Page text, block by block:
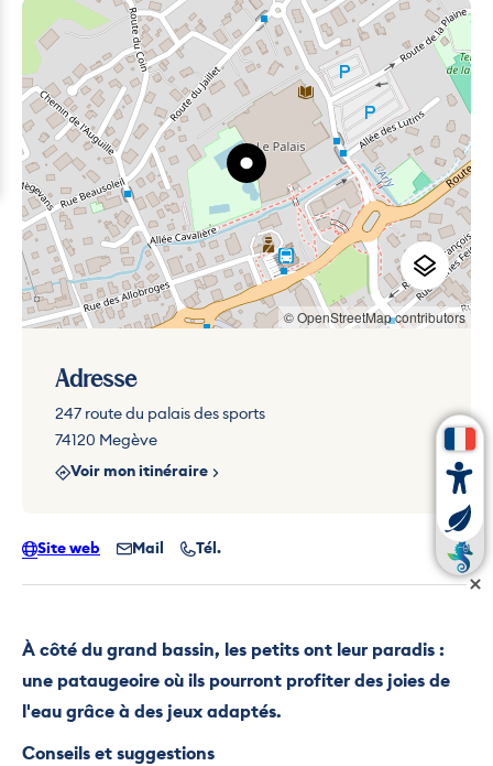
À côté du grand bassin, les petits ont leur paradis :
une pataugeoire où ils pourront profiter des joies de
l'eau grâce à des jeux adaptés.
Conseils et suggestions
© OpenStreetMap contributors
Adresse
247 route du palais des sports
74120 Megève
Voir mon itinéraire
Site web Mail Tél.